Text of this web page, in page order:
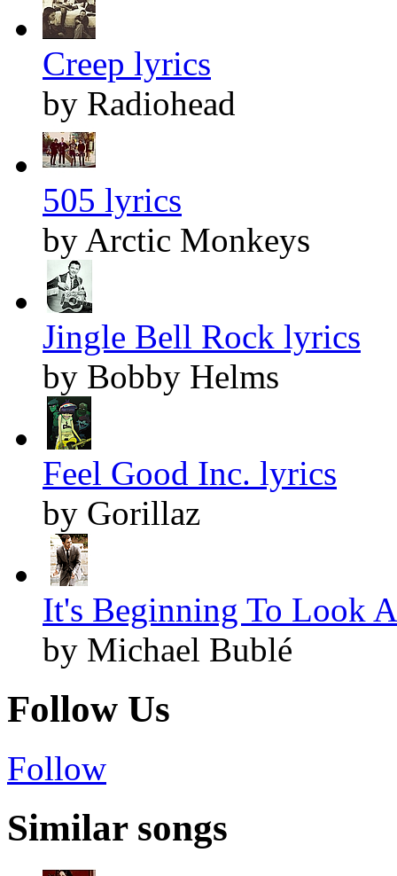
Creep lyrics
by Radiohead
505 lyrics
by Arctic Monkeys
Jingle Bell Rock lyrics
by Bobby Helms
Feel Good Inc. lyrics
by Gorillaz
It's Beginning To Look
by Michael Bublé
Follow Us
Follow
Similar songs